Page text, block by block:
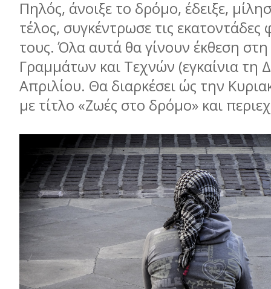
Πηλός, άνοιξε το δρόµο, έδειξε,
τέλος, συγκέντρωσε τις εκατοντάδες
τους. Όλα αυτά θα γίνουν έκθεση
Γραµµάτων και Τεχνών (εγκαίνια τη
Απριλίου. Θα διαρκέσει ώς την
µε τίτλο «Ζωές στο δρόµο» και